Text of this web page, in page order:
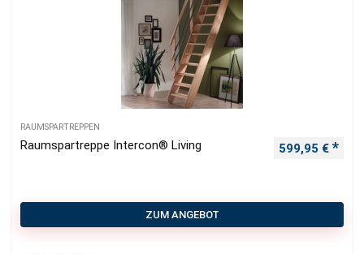
RAUMSPARTREPPEN
Raumspartreppe Intercon® Living 599,95 €
ZUM ANGEBOT